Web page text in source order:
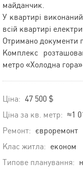
майданчик.
У квартирі
всій квартирі
Отримано документи
Комплекс
метро «Холодна гора»
Ціна: 47 500 $
Ціна за кв. метр: ≈1
Ремонт: євроремонт
Клас житла: економ
Типове планування: